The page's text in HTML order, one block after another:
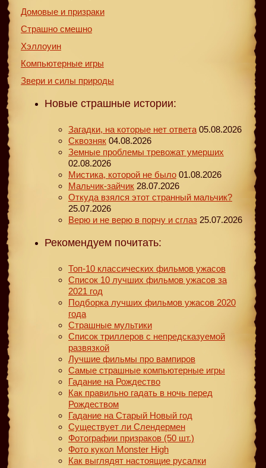
Домовые и призраки
Страшно смешно
Хэллоуин
Компьютерные игры
Звери и силы природы
Новые страшные истории:
Загадки, на которые нет ответа 05.08.2026
Сквозняк 04.08.2026
Земные проблемы тревожат умерших
02.08.2026
Мистика, которой не было 01.08.2026
Мальчик-зайчик 28.07.2026
Откуда взялся этот странный мальчик?
25.07.2026
Верю и не верю в порчу и сглаз 25.07.2026
Рекомендуем почитать:
Топ-10 классических фильмов ужасов
Список 10 лучших фильмов ужасов за
2021 год
Подборка лучших фильмов ужасов 2020
года
Страшные мультики
Список триллеров с непредсказуемой
развязкой
Лучшие фильмы про вампиров
Самые страшные компьютерные игры
Гадание на Рождество
Как правильно гадать в ночь перед
Рождеством
Гадание на Старый Новый год
Существует ли Слендермен
Фотографии призраков (50 шт.)
Фото кукол Monster High
Как выглядят настоящие русалки